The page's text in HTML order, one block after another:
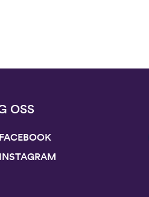
OSS
FACEBOOK
INSTAGRAM